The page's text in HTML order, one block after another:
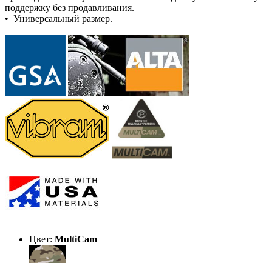
поддержку без продавливания.
• Универсальный размер.
Цвет: MultiCam